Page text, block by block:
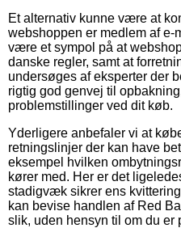
Et alternativ kunne være at
webshoppen er medlem af
være et sympol på at
danske regler, samt at
undersøges af eksperter der
rigtig god genvej til
problemstillinger ved dit køb.
Yderligere anbefaler vi at
retningslinjer der kan have
eksempel hvilken
kører med. Her er det
stadigvæk sikrer ens
kan bevise handlen af Red
slik, uden hensyn til om du er